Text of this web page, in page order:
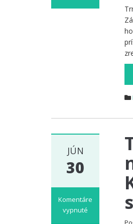
kraj
JÚN
30
Komentáre
vypnuté